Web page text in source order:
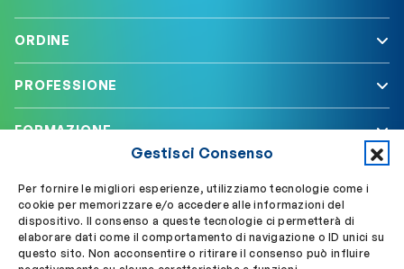
Gestisci Consenso
Per fornire le migliori esperienze, utilizziamo tecnologie come i
cookie per memorizzare e/o accedere alle informazioni del
dispositivo. Il consenso a queste tecnologie ci permetterà di
elaborare dati come il comportamento di navigazione o ID unici su
questo sito. Non acconsentire o ritirare il consenso può influire
ORDINE
PROFESSIONE
FORMAZIONE
Segui OBLA su Accedi a My OBLA